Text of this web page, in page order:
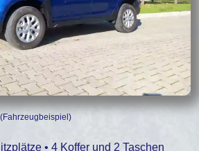
(Fahrzeugbeispiel)
• 4 Koffer und 2 Taschen